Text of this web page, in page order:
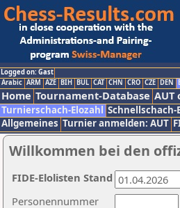
Logged on: Gast
Arabic ARM AZE BIH BUL CAT CHN CRO CZE DEN
Home Tournament-Database AUT
Turnierschach-Elozahl Schnellschach-
Allgemeines Turnier anmelden: AUT
Willkommen bei den
Personennummer
FIDE-Elolisten Stand